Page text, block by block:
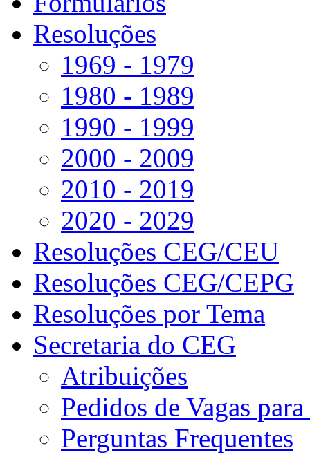
Resoluções
1969 - 1979
1980 - 1989
1990 - 1999
2000 - 2009
2010 - 2019
2020 - 2029
Resoluções CEG/CEU
Resoluções CEG/CEPG
Resoluções por Tema
Secretaria do CEG
Atribuições
Pedidos de Vagas
Perguntas Frequentes